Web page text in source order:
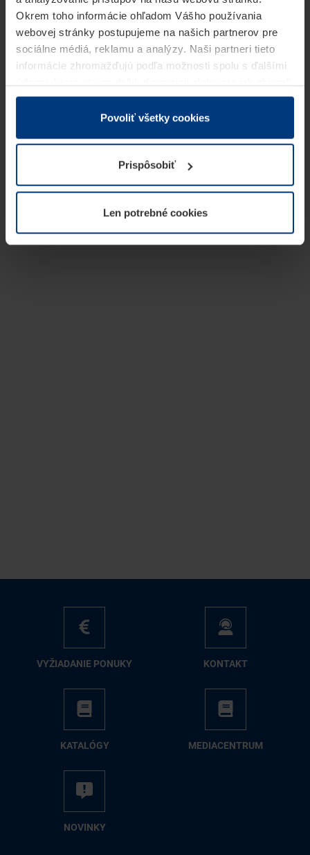
Okrem toho informácie ohľadom Vášho používania
webovej stránky postupujeme na našich partnerov pre
sociálne médiá, reklamu a analýzy. Naši partneri tieto
informácie zhromažďujú podľa možnosti spolu s ďalšími
v rámci Vášho využívania služieb.
Z právneho hľadiska môžeme cookies ukladať na Vašom
prevádzku tejto stránky. Pre všetky ostatné typy cookie
potrebujeme Vaše povolenie. Vaše povolenie môžete
kedykoľvek zmeniť alebo odvolať vo vysvetlení cookie
našej webovej stránky.
Povoliť všetky cookies
Prispôsobiť
Len potrebné cookies
VY­ŽIA­DA­NIE PO­NU­KY KON­TAKT
KA­TA­LÓ­GY ME­DIA­CEN­TRUM
NO­VIN­KY